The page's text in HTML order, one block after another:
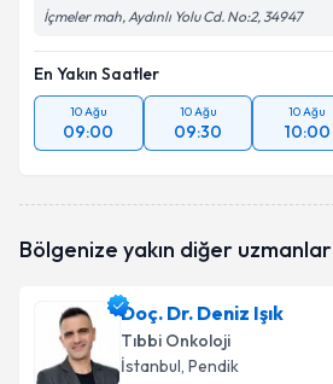
İçmeler mah, Aydınlı Yolu Cd. No:2, 34947
En Yakın Saatler
10 Ağu
09:00
10 Ağu
09:30
10 Ağu
10:00
Bölgenize yakın diğer uzmanlar
Doç. Dr. Deniz Işık
Tıbbi Onkoloji
İstanbul, Pendik